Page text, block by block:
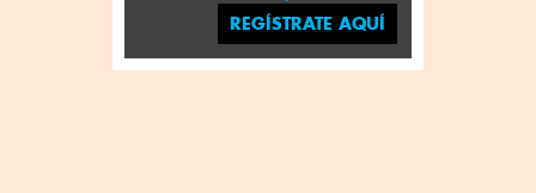
REGÍSTRATE AQUÍ